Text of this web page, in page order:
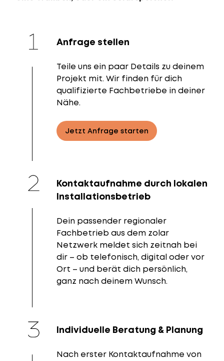
Anfrage stellen
Teile uns ein paar Details zu deinem
Projekt mit. Wir finden für dich
qualifizierte Fachbetriebe in deiner
Nähe.
Jetzt Anfrage starten
Kontaktaufnahme durch lokalen
Installationsbetrieb
Dein passender regionaler
Fachbetrieb aus dem zolar
Netzwerk meldet sich zeitnah bei
dir – ob telefonisch, digital oder vor
Ort – und berät dich persönlich,
ganz nach deinem Wunsch.
Individuelle Beratung & Planung
Nach erster Kontaktaufnahme von